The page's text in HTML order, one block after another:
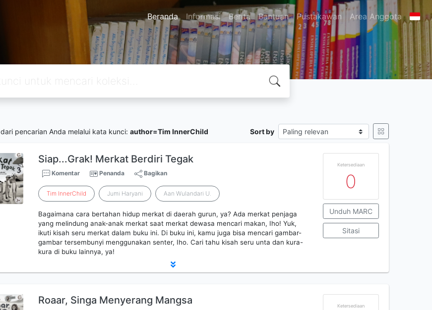
Beranda Informasi Berita Bantuan Pustakawan Area Anggota
dari pencarian Anda melalui kata kunci: author=Tim InnerChild Sort by
Siap...Grak! Merkat Berdiri Tegak
Komentar Penanda Bagikan
Tim InnerChild Jumi Haryani Aan Wulandari U.
Bagaimana cara bertahan hidup merkat di daerah gurun, ya? Ada merkat penjaga
yang melindung anak-anak merkat saat merkat dewasa mencari makan, Iho! Yuk,
ikuti kisah seru merkat dalam buku ini. Di buku ini, kamu juga bisa mencari gambar-
gambar tersembunyi menggunakan senter, Iho. Cari tahu kisah seru unta dan kura-
kura di buku lainnya, ya!
Ketersediaan
0
Unduh MARC
Sitasi
Roaar, Singa Menyerang Mangsa Ketersediaan